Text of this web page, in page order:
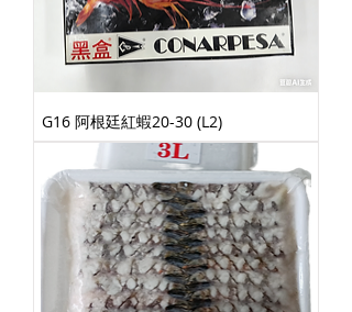
G16 阿根廷紅蝦20-30 (L2)